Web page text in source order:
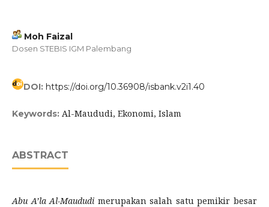
Moh Faizal
Dosen STEBIS IGM Palembang
DOI: https://doi.org/10.36908/isbank.v2i1.40
Keywords: Al-Maududi, Ekonomi, Islam
ABSTRACT
Abu A’la Al-Maududi merupakan salah satu pemikir besar